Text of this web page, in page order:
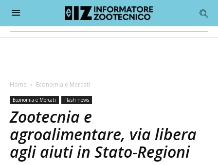
Home Economia e Mercati
Economia e Mercati Flash news
Zootecnia e
agroalimentare, via libera
agli aiuti in Stato-Regioni